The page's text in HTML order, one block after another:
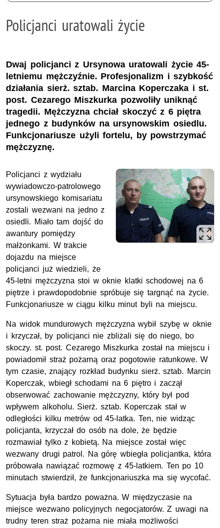
Policjanci uratowali życie
Dwaj policjanci z Ursynowa uratowali życie 45-
letniemu mężczyźnie. Profesjonalizm i szybkość
działania sierż. sztab. Marcina Koperczaka i st.
post. Cezarego Miszkurka pozwoliły uniknąć
tragedii. Mężczyzna chciał skoczyć z 6 piętra
jednego z budynków na ursynowskim osiedlu.
Funkcjonariusze użyli fortelu, by powstrzymać
mężczyznę.
Policjanci z wydziału
wywiadowczo-patrolowego
ursynowskiego komisariatu
zostali wezwani na jedno z
osiedli. Miało tam dojść do
awantury pomiędzy
małżonkami. W trakcie
dojazdu na miejsce
policjanci już wiedzieli, że
45-letni mężczyzna stoi w oknie klatki schodowej na 6
piętrze i prawdopodobnie spróbuje się targnąć na życie.
Funkcjonariusze w ciągu kilku minut byli na miejscu.
Na widok mundurowych mężczyzna wybił szybę w oknie
i krzyczał, by policjanci nie zbliżali się do niego, bo
skoczy. st. post. Cezarego Miszkurka został na miejscu i
powiadomił straż pożarną oraz pogotowie ratunkowe. W
tym czasie, znający rozkład budynku sierż. sztab. Marcin
Koperczak, wbiegł schodami na 6 piętro i zaczął
obserwować zachowanie mężczyzny, który był pod
wpływem alkoholu. Sierż. sztab. Koperczak stał w
odległości kilku metrów od 45-latka. Ten, nie widząc
policjanta, krzyczał do osób na dole, że będzie
rozmawiał tylko z kobietą. Na miejsce został więc
wezwany drugi patrol. Na górę wbiegła policjantka, która
próbowała nawiązać rozmowę z 45-latkiem. Ten po 10
minutach stwierdził, że funkcjonariuszka ma się wycofać.
Sytuacja była bardzo poważna. W międzyczasie na
miejsce wezwano policyjnych negocjatorów. Z uwagi na
trudny teren straż pożarna nie miała możliwości